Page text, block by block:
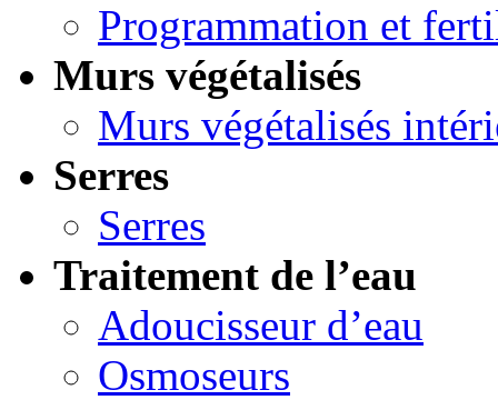
Programmation et
Murs végétalisés
Murs végétalisés
Serres
Serres
Traitement de l’eau
Adoucisseur d’eau
Osmoseurs